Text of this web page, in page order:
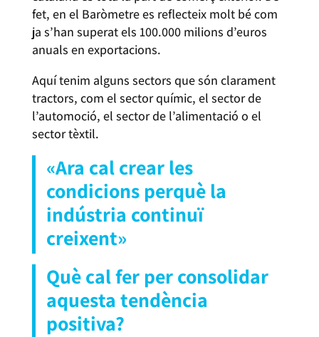
fet, en el Baròmetre es reflecteix molt bé com
ja s’han superat els 100.000 milions d’euros
anuals en exportacions.
Aquí tenim alguns sectors que són clarament
tractors, com el sector químic, el sector de
l’automoció, el sector de l’alimentació o el
sector tèxtil.
«Ara cal crear les
condicions perquè la
indústria continuï
creixent»
Què cal fer per consolidar
aquesta tendència
positiva?